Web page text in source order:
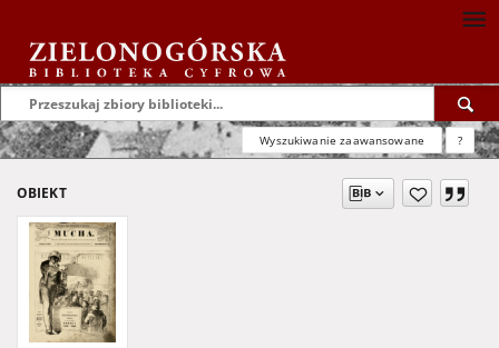
Wyszukiwanie zaawansowane ?
OBIEKT